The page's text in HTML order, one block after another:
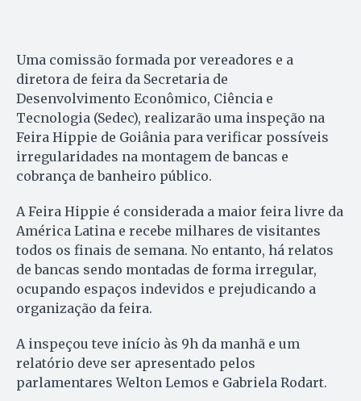
Uma comissão formada por vereadores e a
diretora de feira da Secretaria de
Desenvolvimento Econômico, Ciência e
Tecnologia (Sedec), realizarão uma inspeção na
Feira Hippie de Goiânia para verificar possíveis
irregularidades na montagem de bancas e
cobrança de banheiro público.
A Feira Hippie é considerada a maior feira livre da
América Latina e recebe milhares de visitantes
todos os finais de semana. No entanto, há relatos
de bancas sendo montadas de forma irregular,
ocupando espaços indevidos e prejudicando a
organização da feira.
A inspeçou teve início às 9h da manhã e um
relatório deve ser apresentado pelos
parlamentares Welton Lemos e Gabriela Rodart.